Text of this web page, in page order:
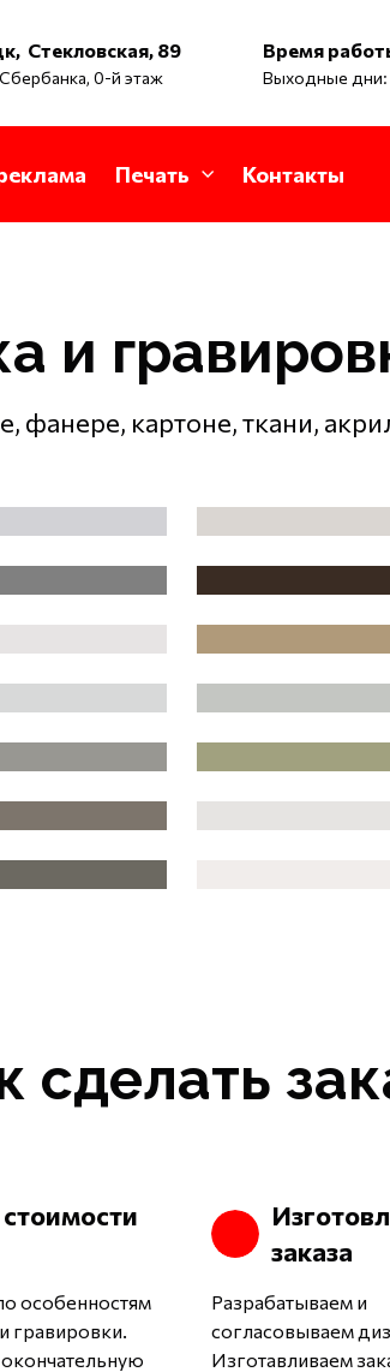
Стекловская, 89
0-й этаж
Время
Выходные дни:
Печать Контакты
и
фанере, картоне, ткани,
сделать
особенностям
гравировки.
заказа
Разрабатываем и
согласовываем
Изготавливаем